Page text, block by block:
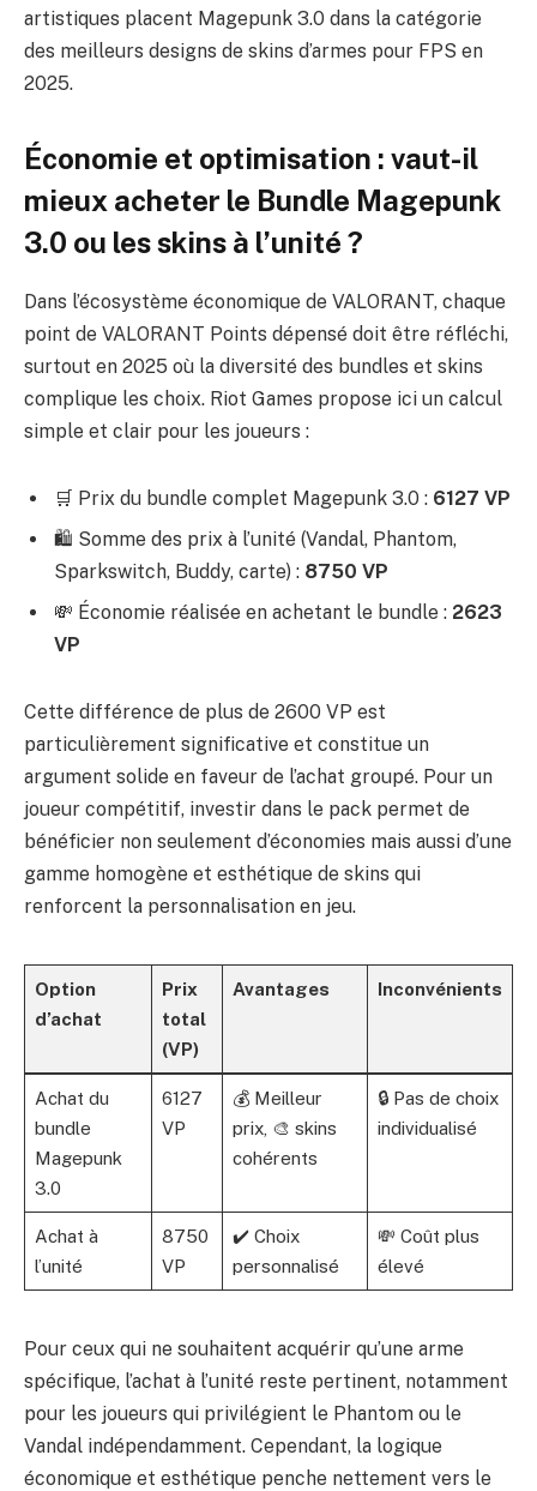
artistiques placent Magepunk 3.0 dans la catégorie
des meilleurs designs de skins d’armes pour FPS en
2025.
Économie et optimisation : vaut-il
mieux acheter le Bundle Magepunk
3.0 ou les skins à l’unité ?
Dans l’écosystème économique de VALORANT, chaque
point de VALORANT Points dépensé doit être réfléchi,
surtout en 2025 où la diversité des bundles et skins
complique les choix. Riot Games propose ici un calcul
simple et clair pour les joueurs :
🛒 Prix du bundle complet Magepunk 3.0 : 6127 VP
🛍️ Somme des prix à l’unité (Vandal, Phantom,
Sparkswitch, Buddy, carte) : 8750 VP
💸 Économie réalisée en achetant le bundle : 2623
VP
Cette différence de plus de 2600 VP est
particulièrement significative et constitue un
argument solide en faveur de l’achat groupé. Pour un
joueur compétitif, investir dans le pack permet de
bénéficier non seulement d’économies mais aussi d’une
gamme homogène et esthétique de skins qui
renforcent la personnalisation en jeu.
Option
d’achat
Prix
total
(VP)
Avantages Inconvénients
Achat du
bundle
Magepunk
3.0
6127
VP
💰 Meilleur
prix, 🎨 skins
cohérents
🔒 Pas de choix
individualisé
Achat à
l’unité
8750
VP
✔️ Choix
personnalisé
💸 Coût plus
élevé
Pour ceux qui ne souhaitent acquérir qu’une arme
spécifique, l’achat à l’unité reste pertinent, notamment
pour les joueurs qui privilégient le Phantom ou le
Vandal indépendamment. Cependant, la logique
économique et esthétique penche nettement vers le